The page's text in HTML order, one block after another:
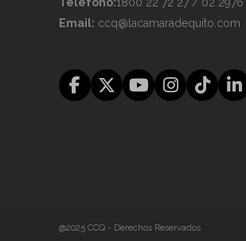
Email: ccq@lacamaradequito.com
@2025 CCQ - Derechos Reservados